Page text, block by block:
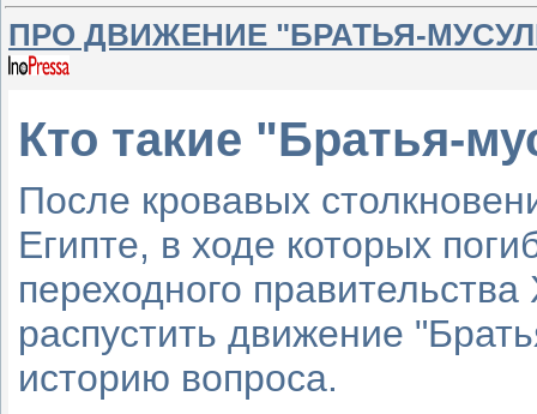
ПРО ДВИЖЕНИЕ "БРАТЬЯ-
Кто такие "Братья-
После кровавых
Египте, в ходе которых
переходного
распустить движение
историю вопроса.